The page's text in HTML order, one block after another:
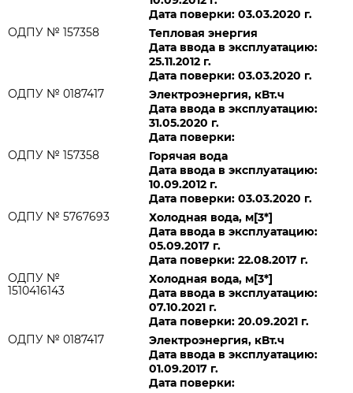
Дата поверки: 03.03.2020 г.
ОДПУ № 157358
Тепловая энергия
Дата ввода в эксплуатацию:
25.11.2012 г.
Дата поверки: 03.03.2020 г.
ОДПУ № 0187417
Электроэнергия, кВт.ч
Дата ввода в эксплуатацию:
31.05.2020 г.
Дата поверки:
ОДПУ № 157358
Горячая вода
Дата ввода в эксплуатацию:
10.09.2012 г.
Дата поверки: 03.03.2020 г.
ОДПУ № 5767693
Холодная вода, м[3*]
Дата ввода в эксплуатацию:
05.09.2017 г.
Дата поверки: 22.08.2017 г.
ОДПУ №
1510416143
Холодная вода, м[3*]
Дата ввода в эксплуатацию:
07.10.2021 г.
Дата поверки: 20.09.2021 г.
ОДПУ № 0187417
Электроэнергия, кВт.ч
Дата ввода в эксплуатацию:
01.09.2017 г.
Дата поверки: